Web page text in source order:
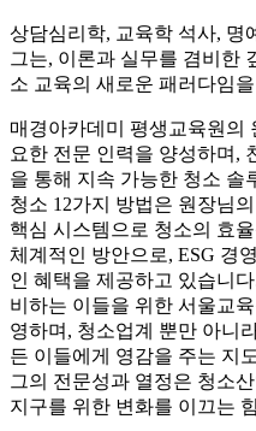
상담심리학, 교육학 석사, 명
그는, 이론과 실무를 겸비한
소 교육의 새로운 패러다임
매경아카데미 평생교육원의
요한 전문 인력을 양성하며,
을 통해 지속 가능한 청소 솔
청소 12가지 방법은 원장님
핵심 시스템으로 청소의 효
체계적인 방안으로, ESG 경
인 혜택을 제공하고 있습니
비하는 이들을 위한 서울교
영하며, 청소업계 뿐만 아니
든 이들에게 영감을 주는 지
그의 전문성과 열정은 청소
지구를 위한 변화를 이끄는